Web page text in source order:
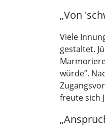
„Von
Viele
gestaltet.
würde”.
freute sich